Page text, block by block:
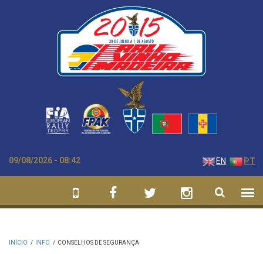
Passar para o conteúdo principal
09/08/2026 - 08:42 EN PT
INÍCIO / INFO / CONSELHOS DE SEGURANÇA